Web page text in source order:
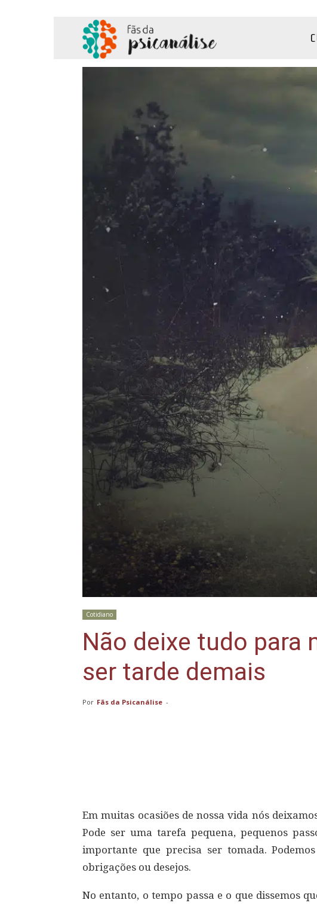
Cotidiano
Não deixe tudo para
ser tarde demais
Por Fãs da Psicanálise -
Em muitas ocasiões de nossa vida nós
Pode ser uma tarefa pequena, pequenos
importante que precisa ser tomada.
obrigações ou desejos.
No entanto, o tempo passa e o que dissemos